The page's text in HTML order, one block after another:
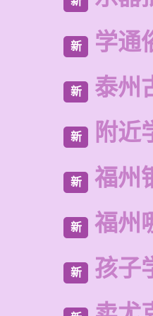
新 学通
新 泰州
新 附近
新 福州
新 福州
新 孩子